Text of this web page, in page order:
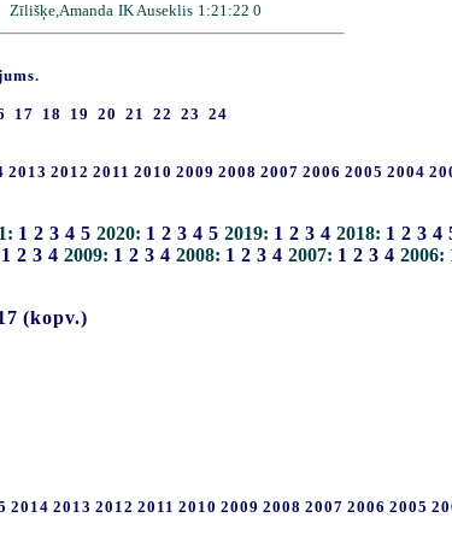
Zīlišķe,Amanda IK Auseklis 1:21:22 0
.
17 18 19 20 21 22 23 24
2013 2012 2011 2010 2009 2008 2007 2006 2005 2004
1 2 3 4 5 2020: 1 2 3 4 5 2019: 1 2 3 4 2018: 1 2 3 4
1 2 3 4 2009: 1 2 3 4 2008: 1 2 3 4 2007: 1 2 3 4 2006:
(kopv.)
2014 2013 2012 2011 2010 2009 2008 2007 2006 2005